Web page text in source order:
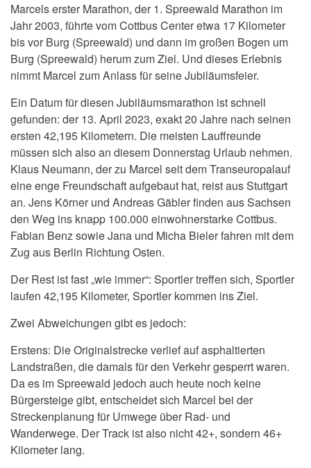
Marcels erster Marathon, der 1. Spreewald Marathon im
Jahr 2003, führte vom Cottbus Center etwa 17 Kilometer
bis vor Burg (Spreewald) und dann im großen Bogen um
Burg (Spreewald) herum zum Ziel. Und dieses Erlebnis
nimmt Marcel zum Anlass für seine Jubiläumsfeier.
Ein Datum für diesen Jubiläumsmarathon ist schnell
gefunden: der 13. April 2023, exakt 20 Jahre nach seinen
ersten 42,195 Kilometern. Die meisten Lauffreunde
müssen sich also an diesem Donnerstag Urlaub nehmen.
Klaus Neumann, der zu Marcel seit dem Transeuropalauf
eine enge Freundschaft aufgebaut hat, reist aus Stuttgart
an. Jens Körner und Andreas Gäbler finden aus Sachsen
den Weg ins knapp 100.000 einwohnerstarke Cottbus.
Fabian Benz sowie Jana und Micha Bieler fahren mit dem
Zug aus Berlin Richtung Osten.
Der Rest ist fast „wie immer“: Sportler treffen sich, Sportler
laufen 42,195 Kilometer, Sportler kommen ins Ziel.
Zwei Abweichungen gibt es jedoch:
Erstens: Die Originalstrecke verlief auf asphaltierten
Landstraßen, die damals für den Verkehr gesperrt waren.
Da es im Spreewald jedoch auch heute noch keine
Bürgersteige gibt, entscheidet sich Marcel bei der
Streckenplanung für Umwege über Rad- und
Wanderwege. Der Track ist also nicht 42+, sondern 46+
Kilometer lang.